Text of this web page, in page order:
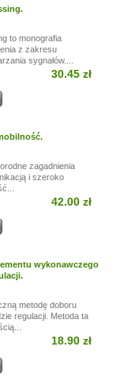
to monografia
z zakresu
sygnałów....
30.45 zł
zagadnienia
i szeroko
42.00 zł
wykonawczego
metodę doboru
regulacji. Metoda ta
18.90 zł